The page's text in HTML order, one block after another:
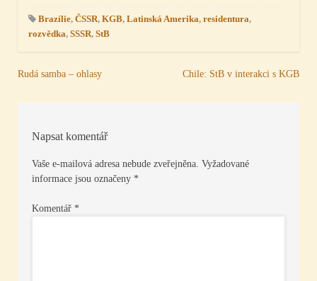
Brazílie, ČSSR, KGB, Latinská Amerika, residentura,
rozvědka, SSSR, StB
Navigace
Rudá samba – ohlasy Chile: StB v interakci s KGB
Napsat komentář
Vaše e-mailová adresa nebude zveřejněna. Vyžadované
informace jsou označeny *
Komentář *